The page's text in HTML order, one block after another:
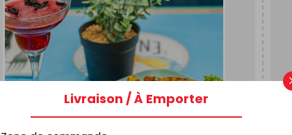
Livraison / À Emporter